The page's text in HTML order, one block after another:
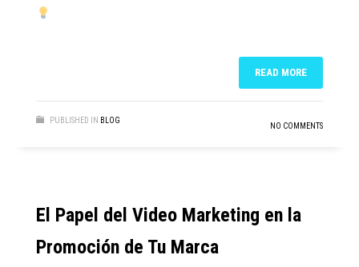
READ MORE
PUBLISHED IN BLOG
NO COMMENTS
El Papel del Video Marketing en la
Promoción de Tu Marca